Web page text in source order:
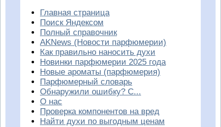
Главная страница
Поиск Яндексом
Полный справочник
AKNews (Новости парфюмерии)
Как правильно наносить духи
Новинки парфюмерии 2025 года
Новые ароматы (парфюмерия)
Парфюмерный словарь
Обнаружили ошибку? С...
О нас
Проверка компонентов на вред
Найти духи по выгодным ценам